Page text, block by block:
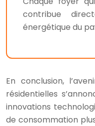
contribue
énergétique du
En conclusion,
résidentielles
innovations
de consommation